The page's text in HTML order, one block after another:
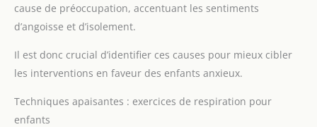
cause de préoccupation, accentuant les sentiments
d’angoisse et d’isolement.
Il est donc crucial d’identifier ces causes pour mieux cibler
les interventions en faveur des enfants anxieux.
Techniques apaisantes : exercices de respiration pour
enfants